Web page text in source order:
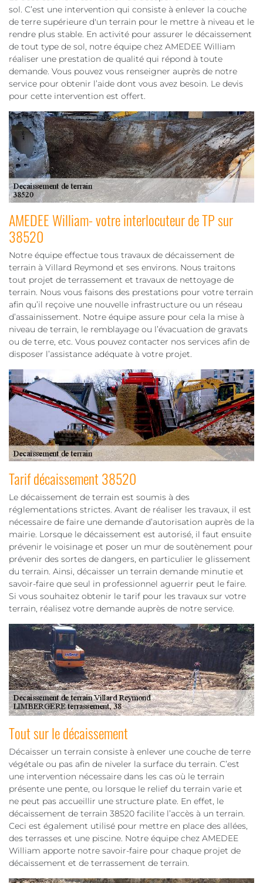
sol. C’est une intervention qui consiste à enlever la couche
de terre supérieure d'un terrain pour le mettre à niveau et le
rendre plus stable. En activité pour assurer le décaissement
de tout type de sol, notre équipe chez AMEDEE William
réaliser une prestation de qualité qui répond à toute
demande. Vous pouvez vous renseigner auprès de notre
service pour obtenir l’aide dont vous avez besoin. Le devis
pour cette intervention est offert.
AMEDEE William- votre interlocuteur de TP sur
38520
Notre équipe effectue tous travaux de décaissement de
terrain à Villard Reymond et ses environs. Nous traitons
tout projet de terrassement et travaux de nettoyage de
terrain. Nous vous faisons des prestations pour votre terrain
afin qu’il reçoive une nouvelle infrastructure ou un réseau
d’assainissement. Notre équipe assure pour cela la mise à
niveau de terrain, le remblayage ou l’évacuation de gravats
ou de terre, etc. Vous pouvez contacter nos services afin de
disposer l’assistance adéquate à votre projet.
Tarif décaissement 38520
Le décaissement de terrain est soumis à des
réglementations strictes. Avant de réaliser les travaux, il est
nécessaire de faire une demande d’autorisation auprès de la
mairie. Lorsque le décaissement est autorisé, il faut ensuite
prévenir le voisinage et poser un mur de soutènement pour
prévenir des sortes de dangers, en particulier le glissement
du terrain. Ainsi, décaisser un terrain demande minutie et
savoir-faire que seul in professionnel aguerrir peut le faire.
Si vous souhaitez obtenir le tarif pour les travaux sur votre
terrain, réalisez votre demande auprès de notre service.
Tout sur le décaissement
Décaisser un terrain consiste à enlever une couche de terre
végétale ou pas afin de niveler la surface du terrain. C’est
une intervention nécessaire dans les cas où le terrain
présente une pente, ou lorsque le relief du terrain varie et
ne peut pas accueillir une structure plate. En effet, le
décaissement de terrain 38520 facilite l’accès à un terrain.
Ceci est également utilisé pour mettre en place des allées,
des terrasses et une piscine. Notre équipe chez AMEDEE
William apporte notre savoir-faire pour chaque projet de
décaissement et de terrassement de terrain.